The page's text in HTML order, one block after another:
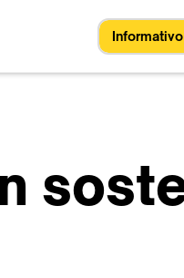
Informativo